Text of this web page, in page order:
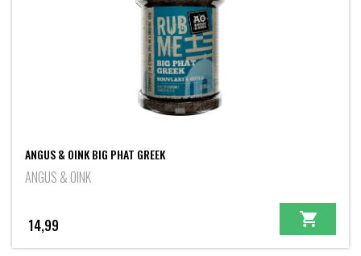
ANGUS & OINK BIG PHAT GREEK
ANGUS & OINK
14,99